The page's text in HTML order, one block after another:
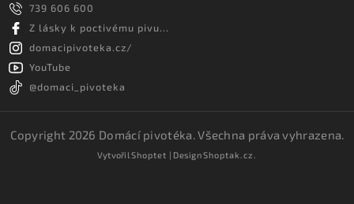
739 606 600
Z lásky k poctivému pivu...
domacipivoteka.cz/
YouTube
@domaci_pivoteka
Copyright 2026 Domácí pivotéka. Všechna práva vyhrazena.
VytvořilShoptet | DesignShoptak.cz.